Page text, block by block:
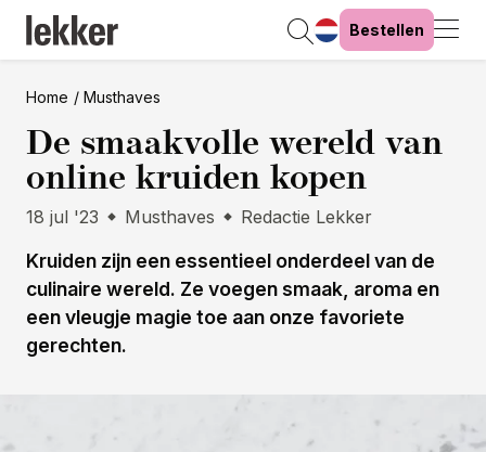
Bestellen
Home Musthaves
De smaakvolle wereld van
online kruiden kopen
18 jul '23 Musthaves Redactie Lekker
Kruiden zijn een essentieel onderdeel van de
culinaire wereld. Ze voegen smaak, aroma en
een vleugje magie toe aan onze favoriete
gerechten.